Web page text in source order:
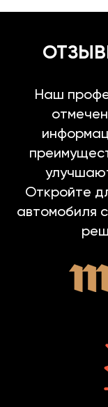
Наш
Откройте
автомобиля